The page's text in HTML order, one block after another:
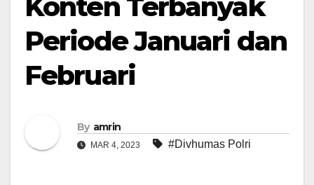
Konten Terbanyak
Periode Januari dan
Februari
By amrin
MAR 4, 2023 #Divhumas Polri